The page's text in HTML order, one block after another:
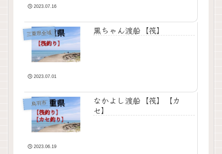
2023.07.16
三重県全域 黒ちゃん渡船【筏】
2023.07.01
鳥羽市
なかよし渡船【筏】【カ
セ】
2023.06.19